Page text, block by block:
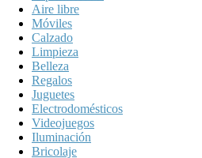
Aire libre
Móviles
Calzado
Limpieza
Belleza
Regalos
Juguetes
Electrodomésticos
Videojuegos
Iluminación
Bricolaje